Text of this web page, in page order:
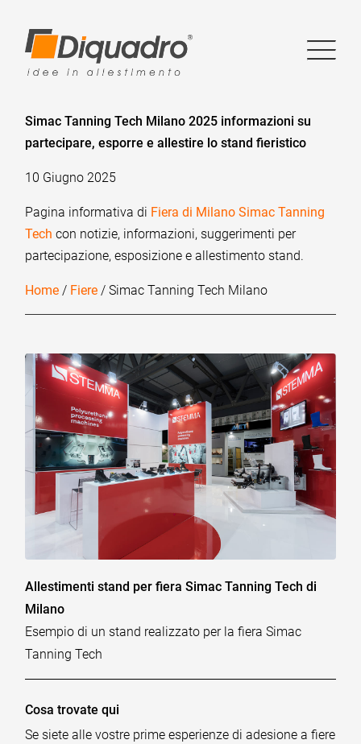
Simac Tanning Tech Milano 2025 informazioni su
partecipare, esporre e allestire lo stand fieristico
10 Giugno 2025
Pagina informativa di Fiera di Milano Simac Tanning
Tech con notizie, informazioni, suggerimenti per
partecipazione, esposizione e allestimento stand.
Home / Fiere / Simac Tanning Tech Milano
Allestimenti stand per fiera Simac Tanning Tech di
Milano
Esempio di un stand realizzato per la fiera Simac
Tanning Tech
Cosa trovate qui
Se siete alle vostre prime esperienze di adesione a fiere